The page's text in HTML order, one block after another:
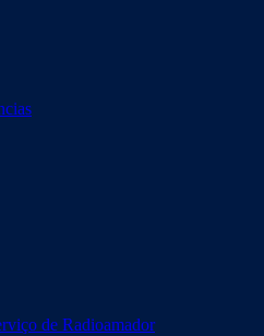
de Radioamador